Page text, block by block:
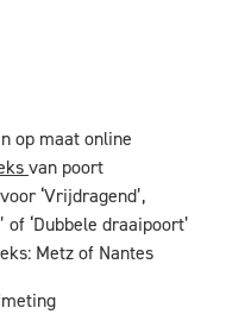
op maat online
van poort
‘Vrijdragend’,
of ‘Dubbele draaipoort’
Metz of Nantes